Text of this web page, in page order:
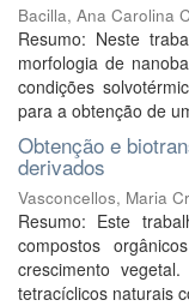
Bacilla, Ana Carolina
Resumo: Neste
morfologia de
condições
para a obtenção de
Obtenção e
derivados
Vasconcellos, Maria
Resumo: Este
compostos
crescimento
tetracíclicos naturais